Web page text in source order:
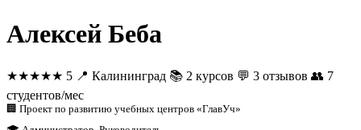
Алексей Беба
★★★★★ 5 📍 Калининград 📚 2 курсов 💬 3 отзывов 👥 7
студентов/мес
🏢 Проект по развитию учебных центров «ГлавУч»